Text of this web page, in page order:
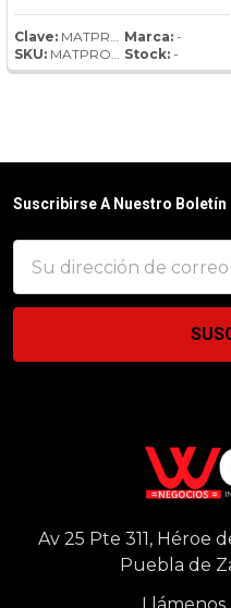
Clave: MATPRO028
SKU: MATPRO028
Marca:-
Stock:-
Suscribirse A Nuestro Boletín
de
correo
Av 25 Pte 311, Héroe
Puebla de